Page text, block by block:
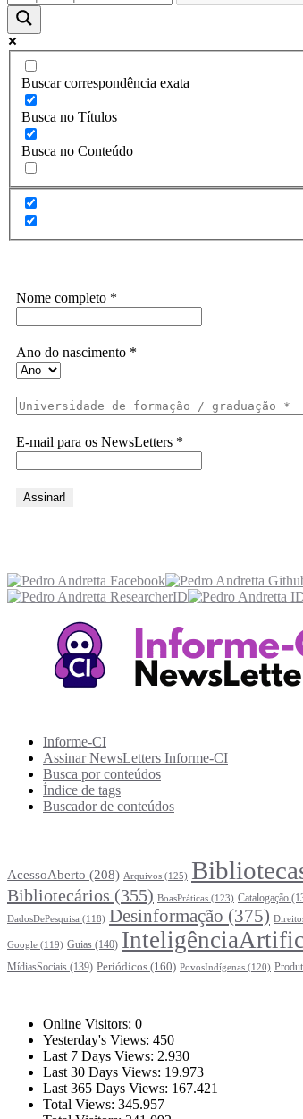
Buscar correspondência exata
Busca no Títulos
Busca no Conteúdo
Nome completo *
Ano do nascimento *
E-mail para os NewsLetters *
Informe-CI
Assinar NewsLetters Informe-CI
Busca por conteúdos
Índice de tags
Buscador de conteúdos
AcessoAberto (208) Arquivos (125)
Bibliotecários (355) BoasPráticas (123) Catalogação
DadosDePesquisa (118) Desinformação (375)
Google (119) Guias (140)
MídiasSociais (139) Periódicos (160) PovosIndígenas (120)
Online Visitors: 0
Yesterday's Views: 450
Last 7 Days Views: 2.930
Last 30 Days Views: 19.973
Last 365 Days Views: 167.421
Total Views: 345.957